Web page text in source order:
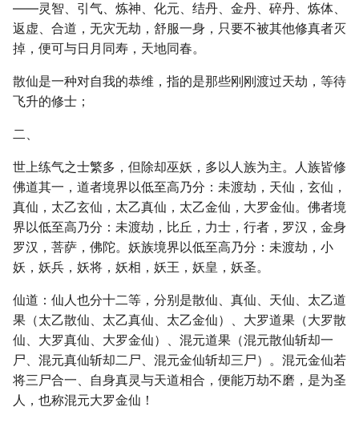
――灵智、引气、炼神、化元、结丹、金丹、碎丹、炼体、
返虚、合道，无灾无劫，舒服一身，只要不被其他修真者灭
掉，便可与日月同寿，天地同春。
散仙是一种对自我的恭维，指的是那些刚刚渡过天劫，等待
飞升的修士；
二、
世上练气之士繁多，但除却巫妖，多以人族为主。人族皆修
佛道其一，道者境界以低至高乃分：未渡劫，天仙，玄仙，
真仙，太乙玄仙，太乙真仙，太乙金仙，大罗金仙。佛者境
界以低至高乃分：未渡劫，比丘，力士，行者，罗汉，金身
罗汉，菩萨，佛陀。妖族境界以低至高乃分：未渡劫，小
妖，妖兵，妖将，妖相，妖王，妖皇，妖圣。
仙道：仙人也分十二等，分别是散仙、真仙、天仙、太乙道
果（太乙散仙、太乙真仙、太乙金仙）、大罗道果（大罗散
仙、大罗真仙、大罗金仙）、混元道果（混元散仙斩却一
尸、混元真仙斩却二尸、混元金仙斩却三尸）。混元金仙若
将三尸合一、自身真灵与天道相合，便能万劫不磨，是为圣
人，也称混元大罗金仙！